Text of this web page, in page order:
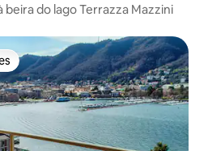
do lago Terrazza Mazzini
dos hóspedes